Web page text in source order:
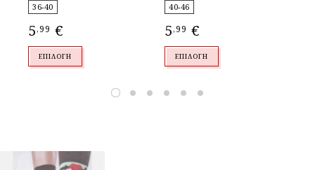
36-40
5,99 €
ΕΠΙΛΟΓΉ
40-46
5,99 €
ΕΠΙΛΟΓΉ